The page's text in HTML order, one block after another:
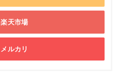
楽天市場
メルカリ